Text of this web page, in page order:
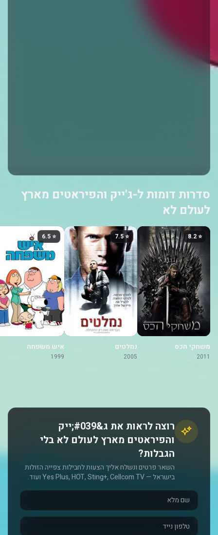
סדרות דומות ל-ג'ייק והפיראטים מארץ
לעולם לא
⭐ 8.2
משחקי הכס
2011
⭐ 7.5
נמלטים
2005
⭐ 6.5
איש משפחה
1999
רוצה לראות את ג&#039;ייק
והפיראטים מארץ לעולם לא בלי
הגבלות?
השאר פרטים ונשלח אליך הצעות לחבילות צפייה הזולות
בישראל — Yes Plus, HOT, Sting+, Cellcom TV ועוד.